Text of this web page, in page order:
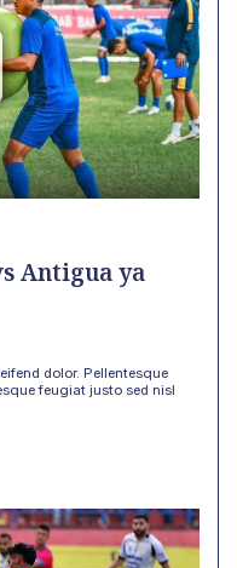
Antigua ya
dolor. Pellentesque
feugiat justo sed nisl